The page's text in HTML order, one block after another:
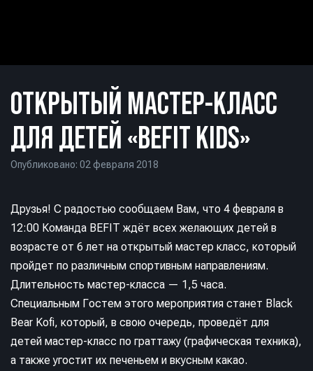
ОТКРЫТЫЙ МАСТЕР-КЛАСС
ДЛЯ ДЕТЕЙ «BEFIT KIDS»
Опубликовано: 02 февраля 2018
Друзья! С радостью сообщаем Вам, что 4 февраля в
12:00 Команда BEFIT ждёт всех желающих детей в
возрасте от 6 лет на открытый мастер класс, который
пройдет по различным спортивным направлениям.
Длительность мастер-класса — 1,5 часа.
Специальным Гостем этого мероприятия станет Black
Bear Kofi, который, в свою очередь, проведёт для
детей мастер-класс по граттажу (графическая техника),
а также угостит их печеньем и вкусным какао.